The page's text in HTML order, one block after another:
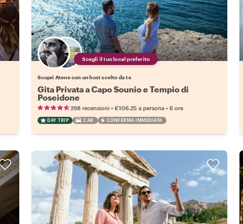
Scegli il tuo local preferito
Scopri Atene con un host scelto da te
Gita Privata a Capo Sounio e Tempio di
Poseidone
298 recensioni •€106.25 a persona •6 ore
DAY TRIP CAR CONFERMA IMMEDIATA